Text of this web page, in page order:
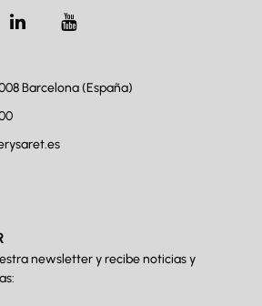
Barcelona (España)
newsletter y recibe noticias y